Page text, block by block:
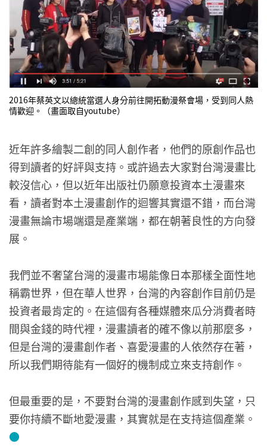
2016年蔡英文以總統當選人身分前往開拓動漫祭會場，受到同人熱
情歡迎。（畫面取自youtube）
近年許多繪製二創的同人創作者，他們的原創作品也
得到讀者的好評與支持。或許過去大家對台灣漫畫比
較沒信心，但以近年出版社仍願意投資本土漫畫來
看，讀者對本土漫畫創作的迴響其實還不錯，而台灣
漫畫無論市場端還是產業端，都在朝著良性的方向發
展。
我們並不奢望台灣的漫畫市場能像日本那樣全面性地
稱霸世界，但在華人世界，台灣的內容創作目前仍是
投資者最肯定的。在這個有各種媒體來瓜分消費者時
間與金錢的時代裡，漫畫讀者的確不像以前那麼多，
但是台灣的漫畫創作者、喜愛漫畫的人依然存在著，
所以我們期待能有一個好的機制成立來支持創作。
但最重要的是，不要對台灣的漫畫創作感到失望，只
要你持續不斷地愛漫畫，其實就是在支持這個產業。
●